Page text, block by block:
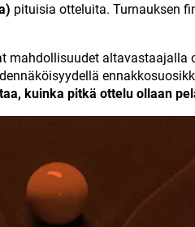
pituisia otteluita. Turnauksen
mahdollisuudet altavastaajalla
kuinka pitkä ottelu ollaan